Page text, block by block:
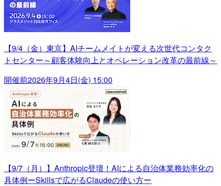
【9/4（金）東京】AIチームメイトが変える次世代コンタク
トセンター～顧客体験向上とオペレーション改革の最前線～
開催前2026年9月4日(金) 15:00
【9/7（月）】Anthropic登壇！AIによる自治体業務効率化の
具体例ーSkillsで広がるClaudeの使い方ー